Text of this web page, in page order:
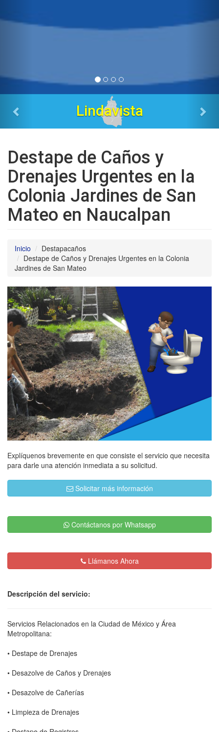
Tres Estrellas
Destape de Caños y
Drenajes Urgentes en la
Colonia Jardines de San
Mateo en Naucalpan
Inicio
Destapacaños
Destape de Caños y Drenajes Urgentes en la Colonia
Jardines de San Mateo
Explíquenos brevemente en que consiste el servicio que necesita
para darle una atención inmediata a su solicitud.
Solicitar más información
Contáctanos por Whatsapp
Llámanos Ahora
Descripción del servicio:
Servicios Relacionados en la Ciudad de México y Área
Metropolitana:
• Destape de Drenajes
• Desazolve de Caños y Drenajes
• Desazolve de Cañerías
• Limpieza de Drenajes